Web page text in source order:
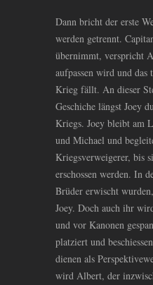
Dann bricht der erste
werden getrennt.
übernimmt, verspricht
aufpassen wird und
Krieg fällt. An dieser
Geschiche längst Joey
Kriegs. Joey bleibt am
und Michael und
Kriegsverweigerer, bis
erschossen werden. In
Brüder erwischt
Joey. Doch auch ihr
und vor Kanonen
platziert und
dienen als
wird Albert, der